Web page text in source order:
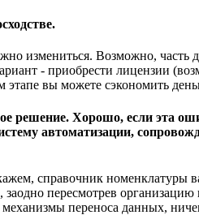
измениться. Возможно, часть
- приобрести лицензии
вы можете сэкономить
Хорошо, если эта
автоматизации,
справочник номенклатуры
пересмотрев
переноса данных,